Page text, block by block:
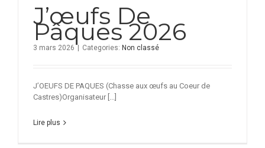
J’œufs De
Pâques 2026
3 mars 2026 | Categories: Non classé
J’OEUFS DE PAQUES (Chasse aux œufs au Coeur de
Castres)Organisateur [...]
Lire plus